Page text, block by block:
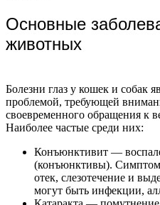
Основные
животных
Болезни глаз у кошек и собак
проблемой, требующей
своевременного обращения к
Наиболее частые среди них:
Конъюнктивит —
(конъюнктивы).
отек, слезотечение и
могут быть инфекции,